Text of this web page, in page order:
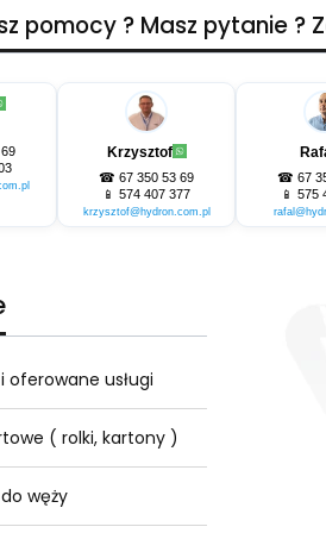
pomocy ? Masz pytanie ?
Krzysztof
☎ 67 350 53 69
📱 574 407 377
krzysztof@hydron.com.pl
☎ 67
📱 575
oferowane usługi
( rolki, kartony )
węży